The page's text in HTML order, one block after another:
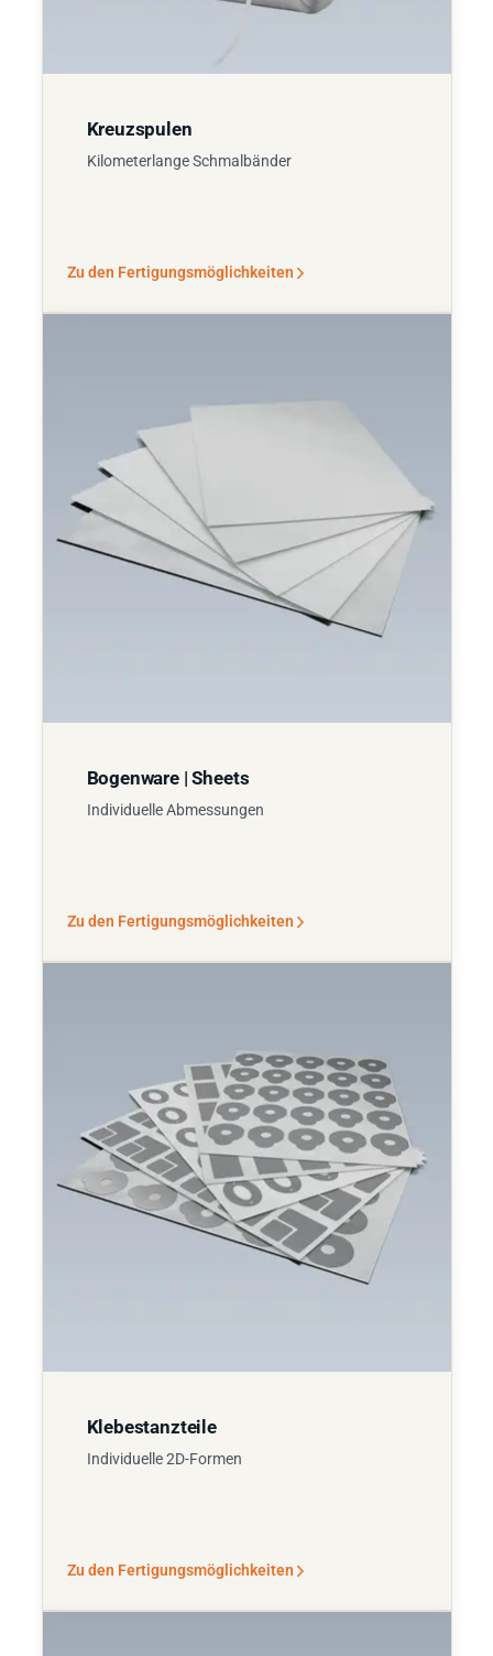
Kreuzspulen
Kilometerlange Schmalbänder
Zu den Fertigungsmöglichkeiten
Bogenware | Sheets
Individuelle Abmessungen
Zu den Fertigungsmöglichkeiten
Klebestanzteile
Individuelle 2D-Formen
Zu den Fertigungsmöglichkeiten